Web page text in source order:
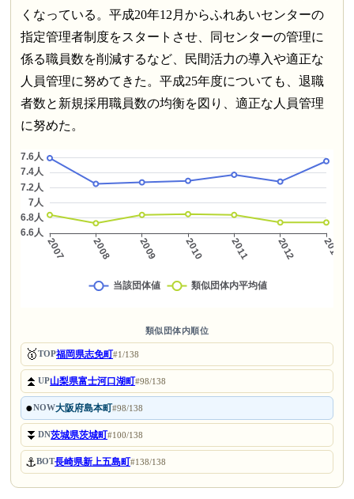
くなっている。平成20年12月からふれあいセンターの
指定管理者制度をスタートさせ、同センターの管理に
係る職員数を削減するなど、民間活力の導入や適正な
人員管理に努めてきた。平成25年度についても、退職
者数と新規採用職員数の均衡を図り、適正な人員管理
に努めた。
類似団体内順位
🥇TOP福岡県志免町#1/138
⏫UP山梨県富士河口湖町#98/138
●NOW大阪府島本町#98/138
⏬DN茨城県茨城町#100/138
⚓BOT長崎県新上五島町#138/138